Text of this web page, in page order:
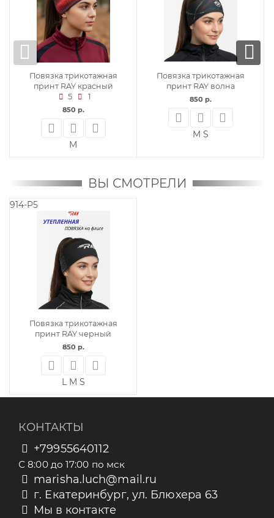
Повязка трикотажная
принт RAY красный
5
1
850 р.
M
Повязка трикотажная
принт RAY волна
850 р.
M S
ВЫ СМОТРЕЛИ
914-P5
Повязка трикотажная
принт RAY черный
850 р.
L M S
КОНТАКТЫ
+79955640112
С 8:00 до 17:00 по мск
marisha.luch@mail.ru
г. Екатеринбург, ул. Блюхера 63
Мы в контакте